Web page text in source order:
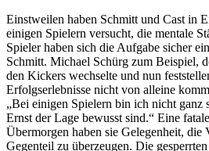
Einstweilen haben Schmitt und Cast in
einigen Spielern versucht, die mentale
Spieler haben sich die Aufgabe sicher
Schmitt. Michael Schürg zum Beispiel,
den Kickers wechselte und nun
Erfolgserlebnisse nicht von alleine
„Bei einigen Spielern bin ich nicht ganz
Ernst der Lage bewusst sind.“ Eine
Übermorgen haben sie Gelegenheit, die
Gegenteil zu überzeugen. Die